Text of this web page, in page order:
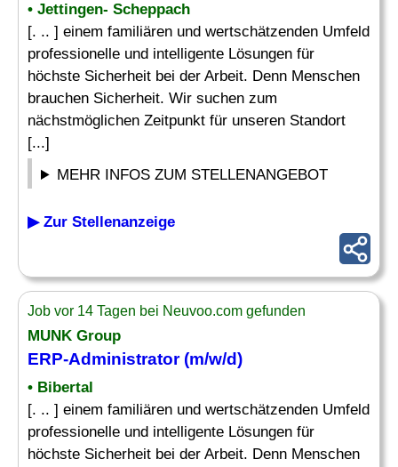
• Jettingen- Scheppach
[. .. ] einem familiären und wertschätzenden Umfeld
professionelle und intelligente Lösungen für
höchste Sicherheit bei der Arbeit. Denn Menschen
brauchen Sicherheit. Wir suchen zum
nächstmöglichen Zeitpunkt für unseren Standort
[...]
MEHR INFOS ZUM STELLENANGEBOT
▶ Zur Stellenanzeige
Job vor 14 Tagen bei Neuvoo.com gefunden
MUNK Group
ERP-Administrator(m/w/d)
• Bibertal
[. .. ] einem familiären und wertschätzenden Umfeld
professionelle und intelligente Lösungen für
höchste Sicherheit bei der Arbeit. Denn Menschen